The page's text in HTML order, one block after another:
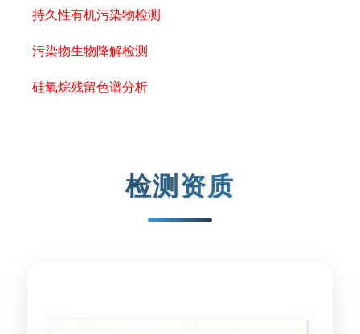
持久性有机污染物检测
污染物生物降解检测
硅氧烷残留色谱分析
检测资质